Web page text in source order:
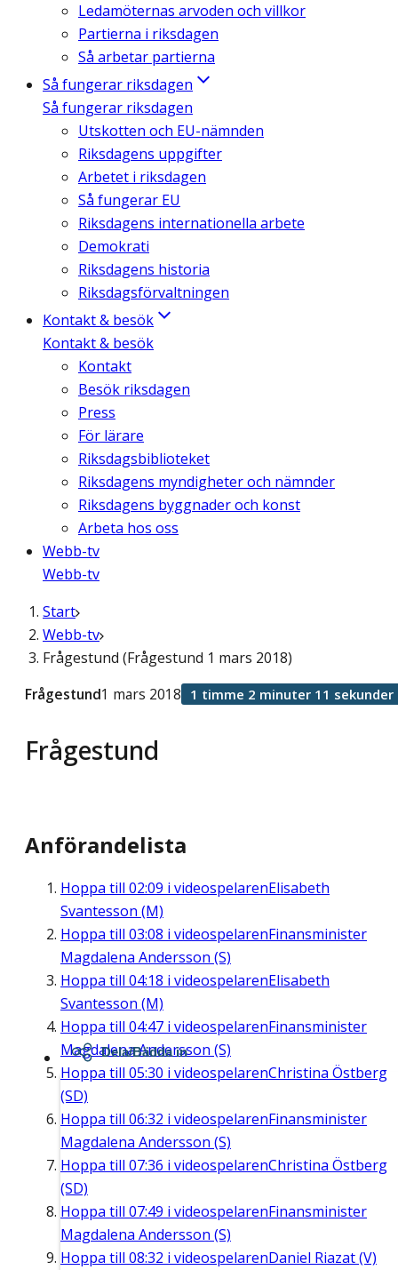
Ledamöternas arvoden och villkor
Partierna i riksdagen
Så arbetar partierna
Så fungerar riksdagen
Så fungerar riksdagen
Utskotten och EU-nämnden
Riksdagens uppgifter
Arbetet i riksdagen
Så fungerar EU
Riksdagens internationella arbete
Demokrati
Riksdagens historia
Riksdagsförvaltningen
Kontakt & besök
Kontakt & besök
Kontakt
Besök riksdagen
Press
För lärare
Riksdagsbiblioteket
Riksdagens myndigheter och nämnder
Riksdagens byggnader och konst
Arbeta hos oss
Webb-tv
Webb-tv
Start
Webb-tv
Frågestund (Frågestund 1 mars 2018)
Frågestund
Frågestund1 mars 2018 1 timme 2 minuter 11 sekunder
Anförandelista
Hoppa till 02:09 i videospelarenElisabeth
Svantesson (M)
Hoppa till 03:08 i videospelarenFinansminister
Magdalena Andersson (S)
Hoppa till 04:18 i videospelarenElisabeth
Svantesson (M)
Hoppa till 04:47 i videospelarenFinansminister
Magdalena Andersson (S)
Hoppa till 05:30 i videospelarenChristina Östberg
(SD)
Hoppa till 06:32 i videospelarenFinansminister
Magdalena Andersson (S)
Hoppa till 07:36 i videospelarenChristina Östberg
(SD)
Hoppa till 07:49 i videospelarenFinansminister
Magdalena Andersson (S)
Hoppa till 08:32 i videospelarenDaniel Riazat (V)
Dela/Bädda in